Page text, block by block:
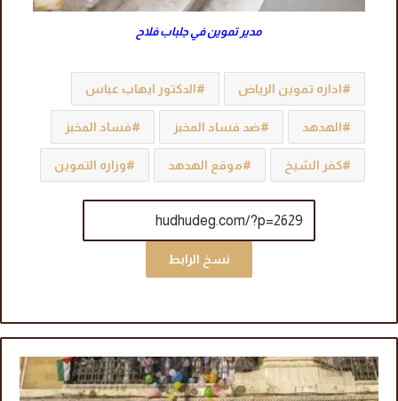
مدير تموين في جلباب فلاح
اداره تموين الرياض الدكتور ايهاب عباس
الهدهد ضد فساد المخبز فساد المخبز
كفر الشيخ موقع الهدهد وزاره التموين
نسخ الرابط
ا
ل